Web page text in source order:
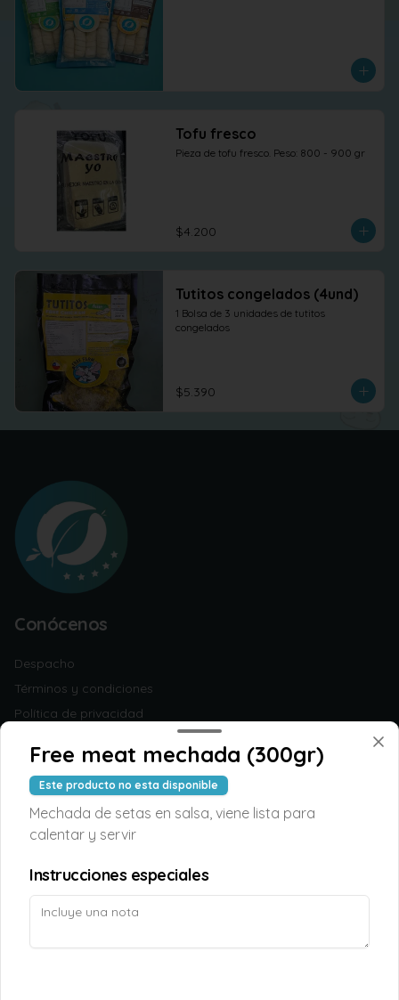
Tofu fresco
Pieza de tofu fresco. Peso: 800 - 900 gr
$4.200
Tutitos congelados (4und)
1 Bolsa de 3 unidades de tutitos
congelados
$5.390
Conócenos
Despacho
Términos y condiciones
Política de privacidad
Redes sociales
Instagram
Facebook
Pedir
Iniciar sesión
Free meat mechada (300gr)
Este producto no esta disponible
Mechada de setas en salsa, viene lista para
calentar y servir
Instrucciones especiales